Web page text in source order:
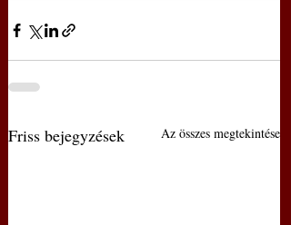
Friss bejegyzések Az összes megtekintése